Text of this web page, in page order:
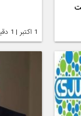
1 اکتبر | 1 دقیقه